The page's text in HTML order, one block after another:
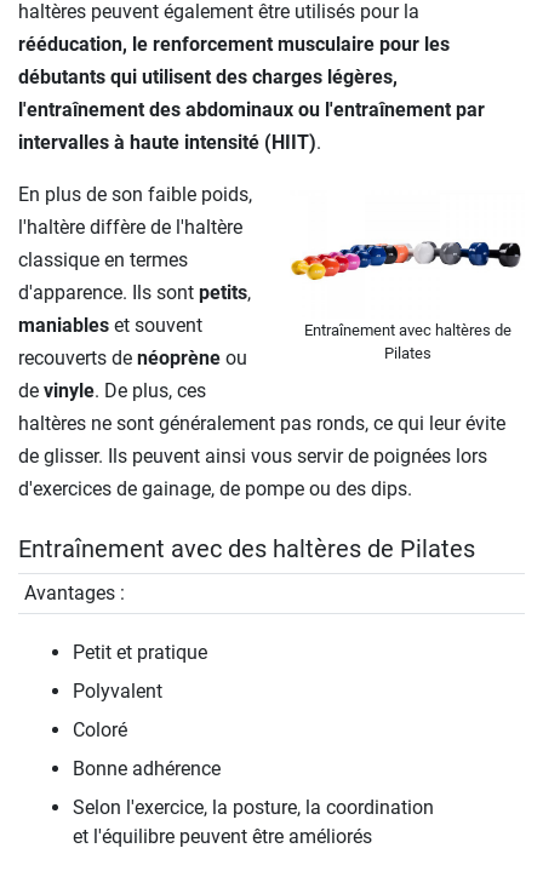
haltères peuvent également être utilisés pour la
rééducation, le renforcement musculaire pour les
débutants qui utilisent des charges légères,
l'entraînement des abdominaux ou l'entraînement par
intervalles à haute intensité (HIIT).
Entraînement avec haltères de
Pilates
En plus de son faible poids,
l'haltère diffère de l'haltère
classique en termes
d'apparence. Ils sont petits,
maniables et souvent
recouverts de néoprène ou
de vinyle. De plus, ces
haltères ne sont généralement pas ronds, ce qui leur évite
de glisser. Ils peuvent ainsi vous servir de poignées lors
d'exercices de gainage, de pompe ou des dips.
Entraînement avec des haltères de Pilates
Avantages :
Petit et pratique
Polyvalent
Coloré
Bonne adhérence
Selon l'exercice, la posture, la coordination
et l'équilibre peuvent être améliorés